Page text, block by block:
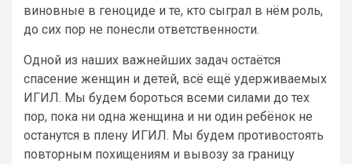
виновные в геноциде и те, кто сыграл в нём роль,
до сих пор не понесли ответственности.
Одной из наших важнейших задач остаётся
спасение женщин и детей, всё ещё удерживаемых
ИГИЛ. Мы будем бороться всеми силами до тех
пор, пока ни одна женщина и ни один ребёнок не
останутся в плену ИГИЛ. Мы будем противостоять
повторным похищениям и вывозу за границу